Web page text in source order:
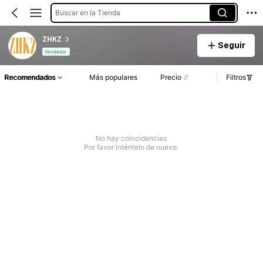
Buscar en la Tienda
ZHKZ
Vendedor
Seguir
Recomendados Más populares Precio Filtros
No hay coincidencias
Por favor inténtelo de nuevo.